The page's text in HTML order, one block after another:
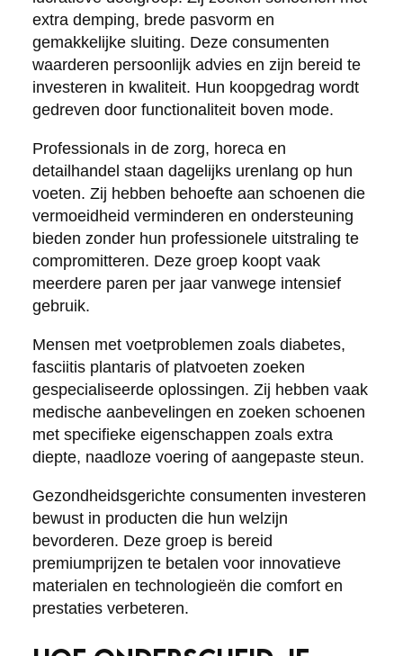
extra demping, brede pasvorm en
gemakkelijke sluiting. Deze consumenten
waarderen persoonlijk advies en zijn bereid te
investeren in kwaliteit. Hun koopgedrag wordt
gedreven door functionaliteit boven mode.
Professionals in de zorg, horeca en
detailhandel staan dagelijks urenlang op hun
voeten. Zij hebben behoefte aan schoenen die
vermoeidheid verminderen en ondersteuning
bieden zonder hun professionele uitstraling te
compromitteren. Deze groep koopt vaak
meerdere paren per jaar vanwege intensief
gebruik.
Mensen met voetproblemen zoals diabetes,
fasciitis plantaris of platvoeten zoeken
gespecialiseerde oplossingen. Zij hebben vaak
medische aanbevelingen en zoeken schoenen
met specifieke eigenschappen zoals extra
diepte, naadloze voering of aangepaste steun.
Gezondheidsgerichte consumenten investeren
bewust in producten die hun welzijn
bevorderen. Deze groep is bereid
premiumprijzen te betalen voor innovatieve
materialen en technologieën die comfort en
prestaties verbeteren.